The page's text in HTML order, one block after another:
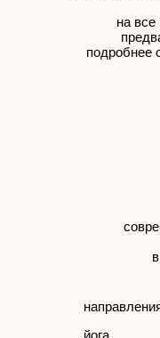
на
подробнее
йога